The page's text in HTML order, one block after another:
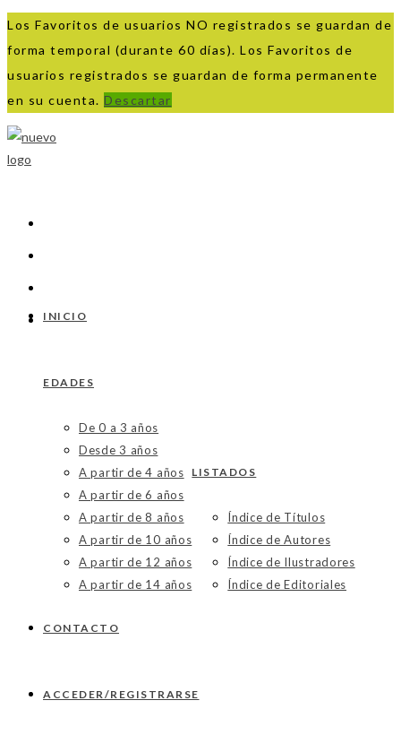
Los Favoritos de usuarios NO registrados se guardan de
forma temporal (durante 60 días). Los Favoritos de
usuarios registrados se guardan de forma permanente
en su cuenta. Descartar
Ir
al
INICIO
EDADES
De 0 a 3 años
Desde 3 años
A partir de 4 años
A partir de 6 años
A partir de 8 años
A partir de 10 años
A partir de 12 años
A partir de 14 años
LISTADOS
Índice de Títulos
Índice de Autores
Índice de Ilustradores
Índice de Editoriales
CONTACTO
ACCEDER/REGISTRARSE